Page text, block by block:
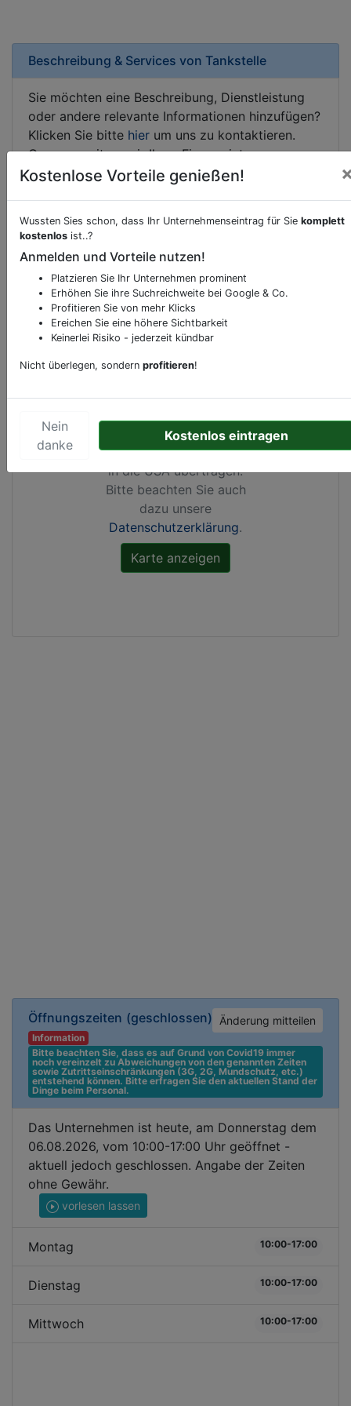
Öffnungszeiten (geschlossen) Änderung mitteilen
Information
Bitte beachten Sie, dass es auf Grund von Covid19 immer
noch vereinzelt zu Abweichungen von den genannten Zeiten
sowie Zutrittseinschränkungen (3G, 2G, Mundschutz, etc.)
entstehend können. Bitte erfragen Sie den aktuellen Stand der
Dinge beim Personal.
Das Unternehmen ist heute, am Donnerstag dem
06.08.2026, vom 10:00-17:00 Uhr geöffnet -
aktuell jedoch geschlossen. Angabe der Zeiten
ohne Gewähr.
vorlesen lassen
Montag 10:00-17:00
Dienstag 10:00-17:00
Mittwoch 10:00-17:00
Beschreibung & Services von Tankstelle
Sie möchten eine Beschreibung, Dienstleistung
oder andere relevante Informationen hinzufügen?
Klicken Sie bitte hier um uns zu kontaktieren.
Gerne erweitern wir Ihren Firmeneintrag um
Sonderangebote odere besondere Services, die
Kartenansicht Breitenfurter Straße 164 in
Karte werden von
gesetzt, IhreIP-Adresse
gespeichertund Daten
in die USA übertragen.
Bitte beachten Sie auch
dazu unsere
Datenschutzerklärung.
Kostenlose Vorteile genießen!
Wussten Sies schon, dass Ihr Unternehmenseintrag für Sie komplett
kostenlos ist..?
Anmelden und Vorteile nutzen!
Platzieren Sie Ihr Unternehmen prominent
Erhöhen Sie ihre Suchreichweite bei Google & Co.
Profitieren Sie von mehr Klicks
Ereichen Sie eine höhere Sichtbarkeit
Keinerlei Risiko - jederzeit kündbar
Nicht überlegen, sondern profitieren!
Nein
danke
Kostenlos eintragen